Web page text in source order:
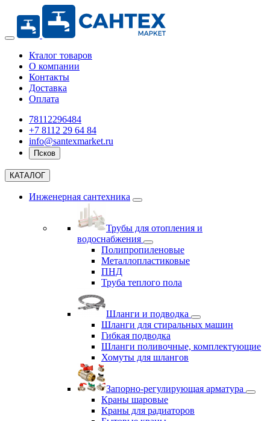
Кталог товаров
О компании
Контакты
Доставка
Оплата
78112296484
+7 8112 29 64 84
info@santexmarket.ru
Псков
КАТАЛОГ
Инженерная сантехника
Трубы для отопления и
водоснабжения
Полипропиленовые
Металлопластиковые
ПНД
Труба теплого пола
Шланги и подводка
Шланги для стиральных машин
Гибкая подводка
Шланги поливочные, комплектующие
Хомуты для шлангов
Запорно-регулирующая арматура
Краны шаровые
Краны для радиаторов